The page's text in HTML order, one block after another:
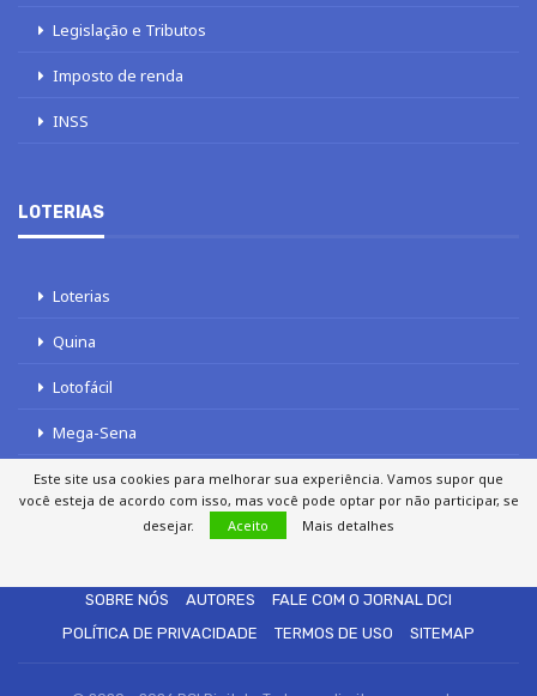
Legislação e Tributos
Imposto de renda
INSS
LOTERIAS
Loterias
Quina
Lotofácil
Mega-Sena
Tele sena
SOBRE NÓS AUTORES
FALE COM O JORNAL DCI
POLÍTICA DE PRIVACIDADE
TERMOS DE USO SITEMAP
Este site usa cookies para melhorar sua experiência. Vamos supor que
você esteja de acordo com isso, mas você pode optar por não participar, se
desejar.
Aceito Mais detalhes